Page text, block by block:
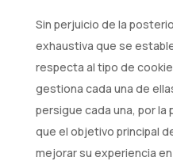
Sin perjuicio de la
exhaustiva que se
respecta al tipo de
gestiona cada una de
persigue cada una, por
que el objetivo principal
mejorar su experiencia